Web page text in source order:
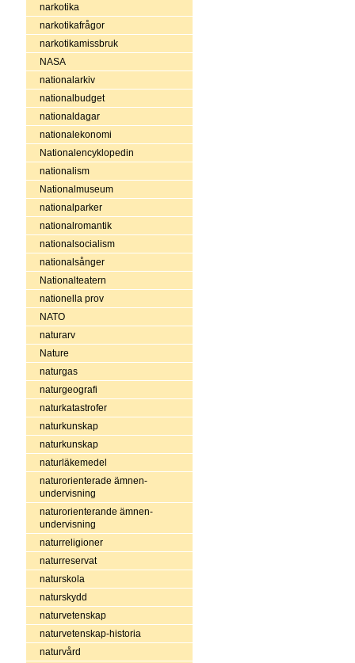
narkotika
narkotikafrågor
narkotikamissbruk
NASA
nationalarkiv
nationalbudget
nationaldagar
nationalekonomi
Nationalencyklopedin
nationalism
Nationalmuseum
nationalparker
nationalromantik
nationalsocialism
nationalsånger
Nationalteatern
nationella prov
NATO
naturarv
Nature
naturgas
naturgeografi
naturkatastrofer
naturkunskap
naturkunskap
naturläkemedel
naturorienterade ämnen-
undervisning
naturorienterande ämnen-
undervisning
naturreligioner
naturreservat
naturskola
naturskydd
naturvetenskap
naturvetenskap-historia
naturvård